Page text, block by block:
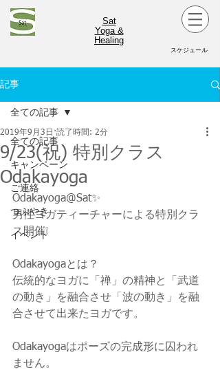
Sat
Yoga &
Healing
スケジュール
記事
全ての記事
キャンペーン
ご連絡
つぶやき
イベント
全ての記事
9/23(祝) 特別クラス
Odakayoga
2019年9月3日 読了時間: 2分
Odakayoga@Sat✨
男性ヨガティーチャーによる特別クラ
ス開催❕
Odakayogaとは？
伝統的なヨガに「禅」の精神と「武道
の動き」を融合させ「波の動き」を融
合させて出来たヨガです。
Odakayogaはポーズの完成形に囚われ
ません。